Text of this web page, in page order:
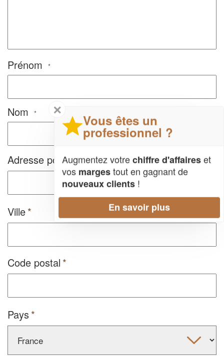
Prénom *
Nom *
Adresse postale
Ville
Code postal
Pays
✕
Vous êtes un
professionnel ?
Augmentez votrechiffre d'affaireset
vos margestout en gagnant de
nouveaux clients !
En savoir plus